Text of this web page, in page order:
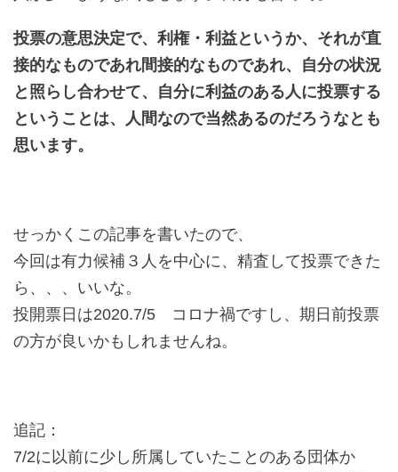
投票の意思決定で、利権・利益というか、それが直
接的なものであれ間接的なものであれ、自分の状況
と照らし合わせて、自分に利益のある人に投票する
ということは、人間なので当然あるのだろうなとも
思います。
せっかくこの記事を書いたので、
今回は有力候補３人を中心に、精査して投票できた
ら、、、いいな。
投開票日は2020.7/5 コロナ禍ですし、期日前投票
の方が良いかもしれませんね。
追記：
7/2に以前に少し所属していたことのある団体か